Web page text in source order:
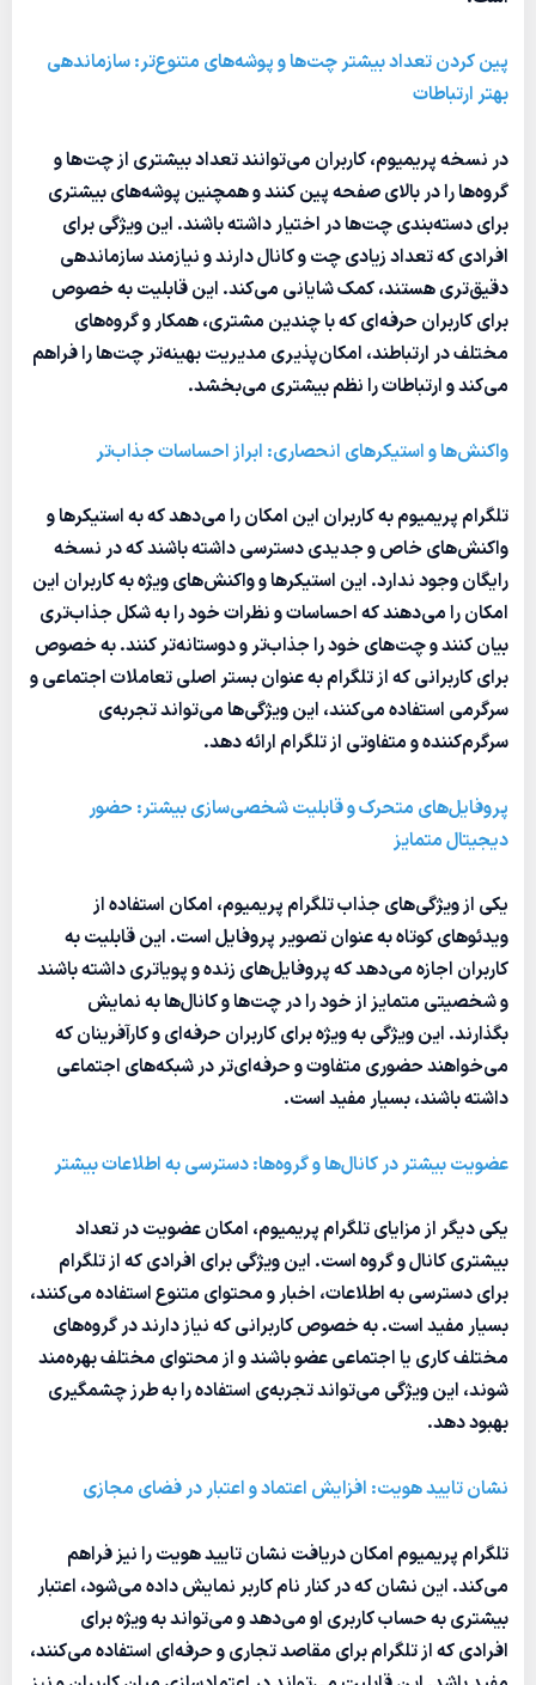
پین کردن تعداد بیشتر چت‌ها و پوشه‌های متنوع‌تر: سازماندهی
بهتر ارتباطات
در نسخه پریمیوم، کاربران می‌توانند تعداد بیشتری از چت‌ها و
گروه‌ها را در بالای صفحه پین کنند و همچنین پوشه‌های بیشتری
برای دسته‌بندی چت‌ها در اختیار داشته باشند. این ویژگی برای
افرادی که تعداد زیادی چت و کانال دارند و نیازمند سازماندهی
دقیق‌تری هستند، کمک شایانی می‌کند. این قابلیت به خصوص
برای کاربران حرفه‌ای که با چندین مشتری، همکار و گروه‌های
مختلف در ارتباطند، امکان‌پذیری مدیریت بهینه‌تر چت‌ها را فراهم
می‌کند و ارتباطات را نظم بیشتری می‌بخشد.
واکنش‌ها و استیکرهای انحصاری: ابراز احساسات جذاب‌تر
تلگرام پریمیوم به کاربران این امکان را می‌دهد که به استیکرها و
واکنش‌های خاص و جدیدی دسترسی داشته باشند که در نسخه
رایگان وجود ندارد. این استیکرها و واکنش‌های ویژه به کاربران این
امکان را می‌دهند که احساسات و نظرات خود را به شکل جذاب‌تری
بیان کنند و چت‌های خود را جذاب‌تر و دوستانه‌تر کنند. به خصوص
برای کاربرانی که از تلگرام به عنوان بستر اصلی تعاملات اجتماعی و
سرگرمی استفاده می‌کنند، این ویژگی‌ها می‌تواند تجربه‌ی
سرگرم‌کننده و متفاوتی از تلگرام ارائه دهد.
پروفایل‌های متحرک و قابلیت شخصی‌سازی بیشتر: حضور
دیجیتال متمایز
یکی از ویژگی‌های جذاب تلگرام پریمیوم، امکان استفاده از
ویدئوهای کوتاه به عنوان تصویر پروفایل است. این قابلیت به
کاربران اجازه می‌دهد که پروفایل‌های زنده و پویاتری داشته باشند
و شخصیتی متمایز از خود را در چت‌ها و کانال‌ها به نمایش
بگذارند. این ویژگی به ویژه برای کاربران حرفه‌ای و کارآفرینان که
می‌خواهند حضوری متفاوت و حرفه‌ای‌تر در شبکه‌های اجتماعی
داشته باشند، بسیار مفید است.
عضویت بیشتر در کانال‌ها و گروه‌ها: دسترسی به اطلاعات بیشتر
یکی دیگر از مزایای تلگرام پریمیوم، امکان عضویت در تعداد
بیشتری کانال و گروه است. این ویژگی برای افرادی که از تلگرام
برای دسترسی به اطلاعات، اخبار و محتوای متنوع استفاده می‌کنند،
بسیار مفید است. به خصوص کاربرانی که نیاز دارند در گروه‌های
مختلف کاری یا اجتماعی عضو باشند و از محتوای مختلف بهره‌مند
شوند، این ویژگی می‌تواند تجربه‌ی استفاده را به طرز چشمگیری
بهبود دهد.
نشان تایید هویت: افزایش اعتماد و اعتبار در فضای مجازی
تلگرام پریمیوم امکان دریافت نشان تایید هویت را نیز فراهم
می‌کند. این نشان که در کنار نام کاربر نمایش داده می‌شود، اعتبار
بیشتری به حساب کاربری او می‌دهد و می‌تواند به ویژه برای
افرادی که از تلگرام برای مقاصد تجاری و حرفه‌ای استفاده می‌کنند،